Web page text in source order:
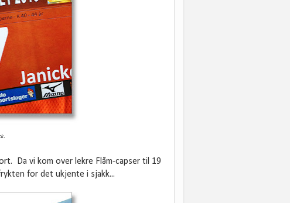
Da vi kom over lekre Flåm-capser til 19
for det ukjente i sjakk...